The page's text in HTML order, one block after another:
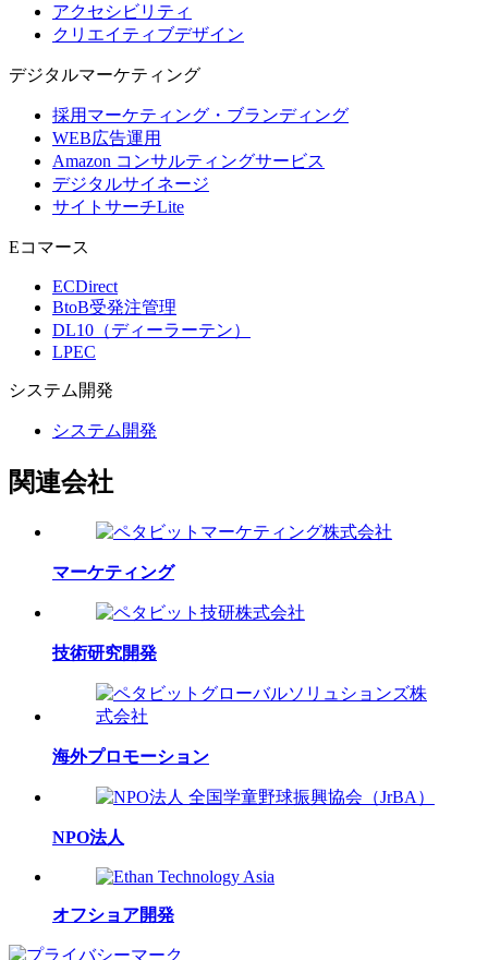
アクセシビリティ
クリエイティブデザイン
デジタルマーケティング
採用マーケティング・ブランディング
WEB広告運用
Amazon コンサルティングサービス
デジタルサイネージ
サイトサーチLite
Eコマース
ECDirect
BtoB受発注管理
DL10（ディーラーテン）
LPEC
システム 開発
システム開発
関連会社
マーケティング
技術研究開発
海外プロモーション
NPO法人
オフショア開発